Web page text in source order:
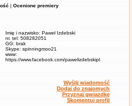
| Ocenione premiery
Imię i nazwisko: Paweł Izdebski
nr. tel: 508282051
GG: brak
Skype: spinningmoo21
www:
https://www.facebook.com/pawelizdebskipl
Wyślij wiadomość
Dodaj do znajomych
Przyznaj gwiazdkę
Skomentuj profil